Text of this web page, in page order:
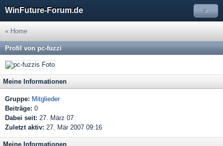
WinFuture-Forum.de »
« Home
Profil von pc-fuzzi
Meine Informationen
Gruppe: Mitglieder
Beiträge: 0
Dabei seit: 27. März 07
Zuletzt aktiv: 27. Mär 2007 09:16
Meine Informationen